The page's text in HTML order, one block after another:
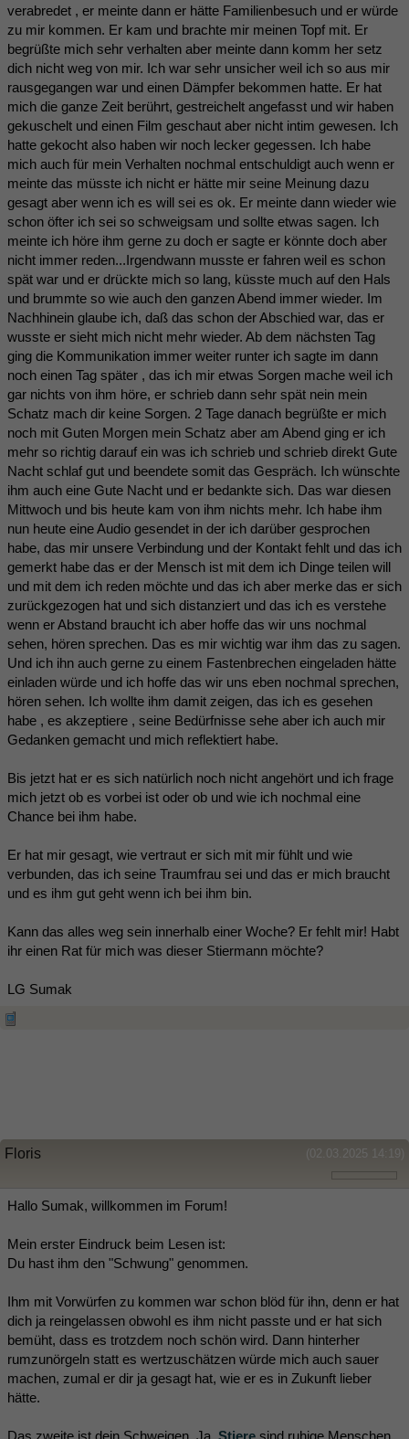
verabredet , er meinte dann er hätte Familienbesuch und er würde
zu mir kommen. Er kam und brachte mir meinen Topf mit. Er
begrüßte mich sehr verhalten aber meinte dann komm her setz
dich nicht weg von mir. Ich war sehr unsicher weil ich so aus mir
rausgegangen war und einen Dämpfer bekommen hatte. Er hat
mich die ganze Zeit berührt, gestreichelt angefasst und wir haben
gekuschelt und einen Film geschaut aber nicht intim gewesen. Ich
hatte gekocht also haben wir noch lecker gegessen. Ich habe
mich auch für mein Verhalten nochmal entschuldigt auch wenn er
meinte das müsste ich nicht er hätte mir seine Meinung dazu
gesagt aber wenn ich es will sei es ok. Er meinte dann wieder wie
schon öfter ich sei so schweigsam und sollte etwas sagen. Ich
meinte ich höre ihm gerne zu doch er sagte er könnte doch aber
nicht immer reden...Irgendwann musste er fahren weil es schon
spät war und er drückte mich so lang, küsste much auf den Hals
und brummte so wie auch den ganzen Abend immer wieder. Im
Nachhinein glaube ich, daß das schon der Abschied war, das er
wusste er sieht mich nicht mehr wieder. Ab dem nächsten Tag
ging die Kommunikation immer weiter runter ich sagte im dann
noch einen Tag später , das ich mir etwas Sorgen mache weil ich
gar nichts von ihm höre, er schrieb dann sehr spät nein mein
Schatz mach dir keine Sorgen. 2 Tage danach begrüßte er mich
noch mit Guten Morgen mein Schatz aber am Abend ging er ich
mehr so richtig darauf ein was ich schrieb und schrieb direkt Gute
Nacht schlaf gut und beendete somit das Gespräch. Ich wünschte
ihm auch eine Gute Nacht und er bedankte sich. Das war diesen
Mittwoch und bis heute kam von ihm nichts mehr. Ich habe ihm
nun heute eine Audio gesendet in der ich darüber gesprochen
habe, das mir unsere Verbindung und der Kontakt fehlt und das ich
gemerkt habe das er der Mensch ist mit dem ich Dinge teilen will
und mit dem ich reden möchte und das ich aber merke das er sich
zurückgezogen hat und sich distanziert und das ich es verstehe
wenn er Abstand braucht ich aber hoffe das wir uns nochmal
sehen, hören sprechen. Das es mir wichtig war ihm das zu sagen.
Und ich ihn auch gerne zu einem Fastenbrechen eingeladen hätte
einladen würde und ich hoffe das wir uns eben nochmal sprechen,
hören sehen. Ich wollte ihm damit zeigen, das ich es gesehen
habe , es akzeptiere , seine Bedürfnisse sehe aber ich auch mir
Gedanken gemacht und mich reflektiert habe.
Bis jetzt hat er es sich natürlich noch nicht angehört und ich frage
mich jetzt ob es vorbei ist oder ob und wie ich nochmal eine
Chance bei ihm habe.
Er hat mir gesagt, wie vertraut er sich mit mir fühlt und wie
verbunden, das ich seine Traumfrau sei und das er mich braucht
und es ihm gut geht wenn ich bei ihm bin.
Kann das alles weg sein innerhalb einer Woche? Er fehlt mir! Habt
ihr einen Rat für mich was dieser Stiermann möchte?
LG Sumak
(02.03.2025 14:19)
Floris
Hallo Sumak, willkommen im Forum!
Mein erster Eindruck beim Lesen ist:
Du hast ihm den "Schwung" genommen.
Ihm mit Vorwürfen zu kommen war schon blöd für ihn, denn er hat
dich ja reingelassen obwohl es ihm nicht passte und er hat sich
bemüht, dass es trotzdem noch schön wird. Dann hinterher
rumzunörgeln statt es wertzuschätzen würde mich auch sauer
machen, zumal er dir ja gesagt hat, wie er es in Zukunft lieber
hätte.
Das zweite ist dein Schweigen. Ja, Stiere sind ruhige Menschen